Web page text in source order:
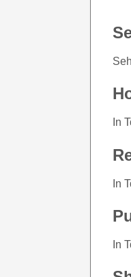
In
In
In